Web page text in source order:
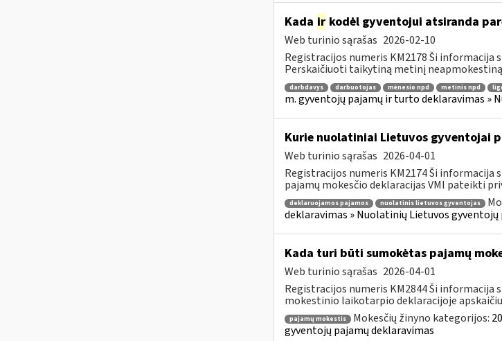
Kada irkodėl gyventojui atsiranda
Web turinio sąrašas 2026-02-10
Registracijos numeris KM2178 Ši
Perskaičiuoti taikytiną metinį
darbdavys darbuotojas mėnesio npd metinis npd
m. gyventojų pajamų ir turto deklaravimas »
Kurie nuolatiniai Lietuvos gyventojai
Web turinio sąrašas 2026-04-01
Registracijos numeris KM2174 Ši
pajamų mokesčio deklaracijas VMI pateikti
deklaruojamos pajamos nuolatinis lietuvos gyventojas
deklaravimas » Nuolatinių Lietuvos gyventojų
Kada turi būti sumokėtas pajamų
Web turinio sąrašas 2026-04-01
Registracijos numeris KM2844 Ši
mokestinio laikotarpio deklaracijoje
pajamų mokestis Mokesčių žinyno kategorijos:
gyventojų pajamų deklaravimas